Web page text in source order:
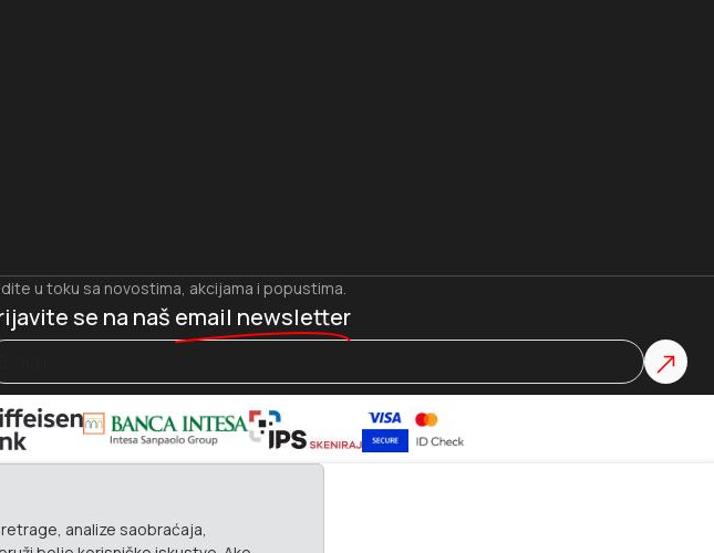
u toku sa novostima, akcijama i popustima.
se na naš email newsletter
analize saobraćaja,